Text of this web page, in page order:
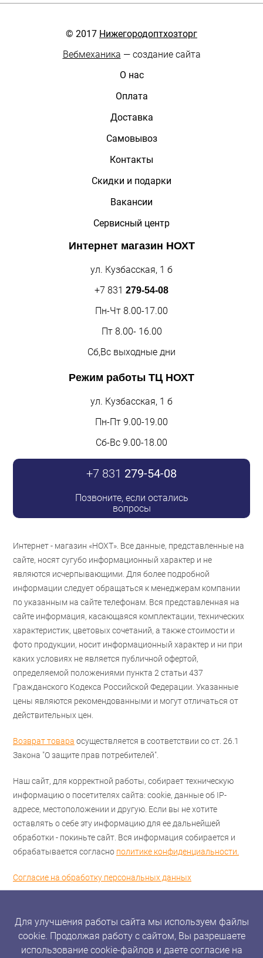
© 2017 Нижегородоптхозторг
Вебмеханика — создание сайта
О нас
Оплата
Доставка
Самовывоз
Контакты
Скидки и подарки
Вакансии
Сервисный центр
Интернет магазин НОХТ
ул. Кузбасская, 1 б
+7 831 279-54-08
Пн-Чт 8.00-17.00
Пт 8.00- 16.00
Сб,Вс выходные дни
Режим работы ТЦ НОХТ
ул. Кузбасская, 1 б
Пн-Пт 9.00-19.00
Сб-Вс 9.00-18.00
+7 831 279-54-08
Позвоните, если остались
вопросы
Интернет - магазин «НОХТ». Все данные, представленные на
сайте, носят сугубо информационный характер и не
являются исчерпывающими. Для более подробной
информации следует обращаться к менеджерам компании
по указанным на сайте телефонам. Вся представленная на
сайте информация, касающаяся комплектации, технических
характеристик, цветовых сочетаний, а также стоимости и
фото продукции, носит информационный характер и ни при
каких условиях не является публичной офертой,
определяемой положениями пункта 2 статьи 437
Гражданского Кодекса Российской Федерации. Указанные
цены являются рекомендованными и могут отличаться от
действительных цен.
Возврат товара осуществляется в соответствии со ст. 26.1
Закона "О защите прав потребителей".
Наш сайт, для корректной работы, собирает техническую
информацию о посетителях сайта: cookie, данные об IP-
адресе, местоположении и другую. Если вы не хотите
оставлять о себе эту информацию для ее дальнейшей
обработки - покиньте сайт. Вся информация собирается и
обрабатывается согласно политике конфиденциальности.
Согласие на обработку персональных данных
Для улучшения работы сайта мы используем файлы
cookie. Продолжая работу с сайтом, Вы разрешаете
использование cookie-файлов и даете согласие на